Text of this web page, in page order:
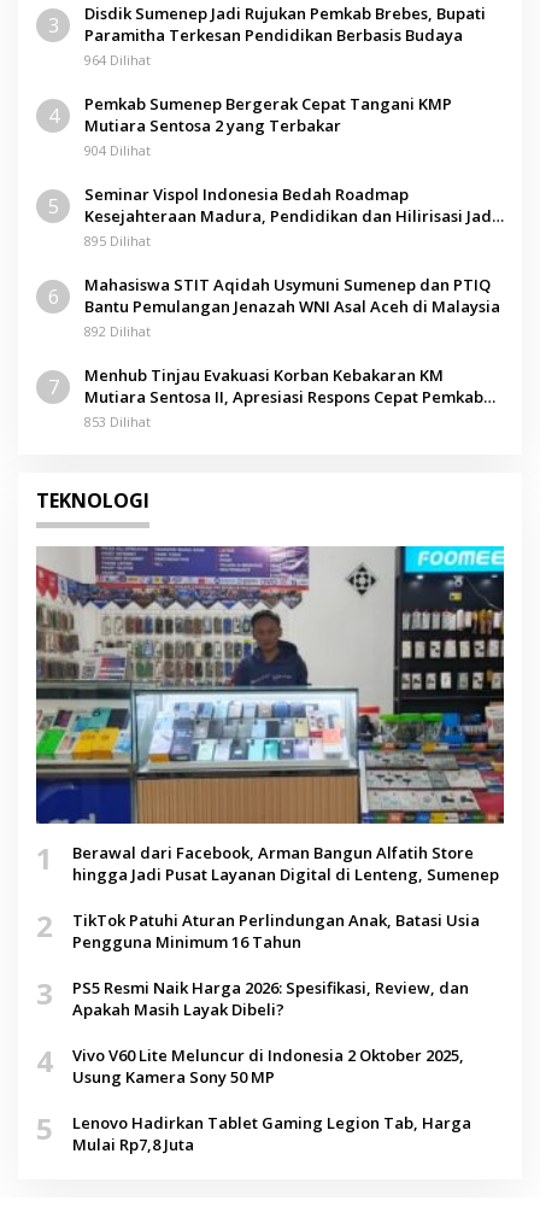
3
Disdik Sumenep Jadi Rujukan Pemkab Brebes, Bupati
Paramitha Terkesan Pendidikan Berbasis Budaya
964 Dilihat
4
Pemkab Sumenep Bergerak Cepat Tangani KMP
Mutiara Sentosa 2 yang Terbakar
904 Dilihat
5
Seminar Vispol Indonesia Bedah Roadmap
Kesejahteraan Madura, Pendidikan dan Hilirisasi Jadi
Kunci
895 Dilihat
6
Mahasiswa STIT Aqidah Usymuni Sumenep dan PTIQ
Bantu Pemulangan Jenazah WNI Asal Aceh di Malaysia
892 Dilihat
7
Menhub Tinjau Evakuasi Korban Kebakaran KM
Mutiara Sentosa II, Apresiasi Respons Cepat Pemkab
Sumenep
853 Dilihat
TEKNOLOGI
1
Berawal dari Facebook, Arman Bangun Alfatih Store
hingga Jadi Pusat Layanan Digital di Lenteng, Sumenep
2
TikTok Patuhi Aturan Perlindungan Anak, Batasi Usia
Pengguna Minimum 16 Tahun
3
PS5 Resmi Naik Harga 2026: Spesifikasi, Review, dan
Apakah Masih Layak Dibeli?
4
Vivo V60 Lite Meluncur di Indonesia 2 Oktober 2025,
Usung Kamera Sony 50 MP
5
Lenovo Hadirkan Tablet Gaming Legion Tab, Harga
Mulai Rp7,8 Juta